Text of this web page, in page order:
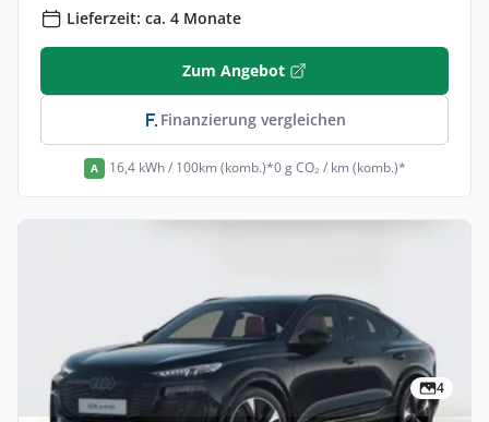
Lieferzeit: ca. 4 Monate
Zum Angebot
Finanzierung vergleichen
A 16,4 kWh / 100km (komb.)*0 g CO₂ / km (komb.)*
4